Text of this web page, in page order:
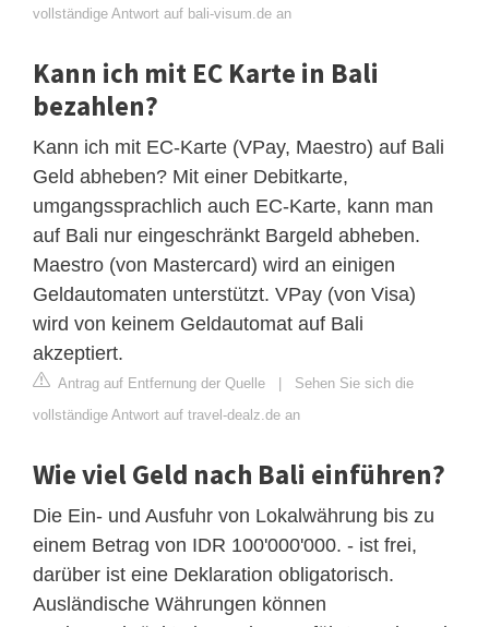
vollständige Antwort auf bali-visum.de an
Kann ich mit EC Karte in Bali
bezahlen?
Kann ich mit EC-Karte (VPay, Maestro) auf Bali
Geld abheben? Mit einer Debitkarte,
umgangssprachlich auch EC-Karte, kann man
auf Bali nur eingeschränkt Bargeld abheben.
Maestro (von Mastercard) wird an einigen
Geldautomaten unterstützt. VPay (von Visa)
wird von keinem Geldautomat auf Bali
akzeptiert.
Antrag auf Entfernung der Quelle | Sehen Sie sich die
vollständige Antwort auf travel-dealz.de an
Wie viel Geld nach Bali einführen?
Die Ein- und Ausfuhr von Lokalwährung bis zu
einem Betrag von IDR 100'000'000. - ist frei,
darüber ist eine Deklaration obligatorisch.
Ausländische Währungen können